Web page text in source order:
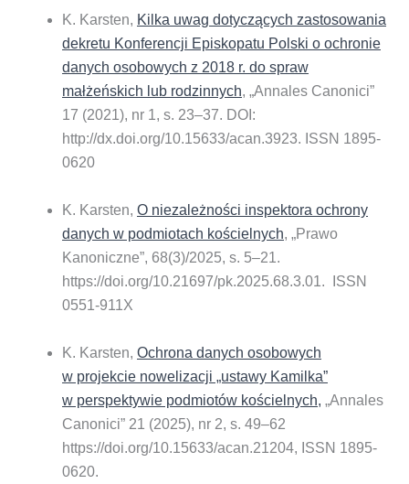
K. Karsten, Kilka uwag dotyczących zastosowania
dekretu Konferencji Episkopatu Polski o ochronie
danych osobowych z 2018 r. do spraw
małżeńskich lub rodzinnych, „Annales Canonici”
17 (2021), nr 1, s. 23–37. DOI:
http://dx.doi.org/10.15633/acan.3923. ISSN 1895-
0620
K. Karsten, O niezależności inspektora ochrony
danych w podmiotach kościelnych, „Prawo
Kanoniczne”, 68(3)/2025, s. 5–21.
https://doi.org/10.21697/pk.2025.68.3.01. ISSN
0551-911X
K. Karsten, Ochrona danych osobowych
w projekcie nowelizacji „ustawy Kamilka”
w perspektywie podmiotów kościelnych, „Annales
Canonici” 21 (2025), nr 2, s. 49–62
https://doi.org/10.15633/acan.21204, ISSN 1895-
0620.